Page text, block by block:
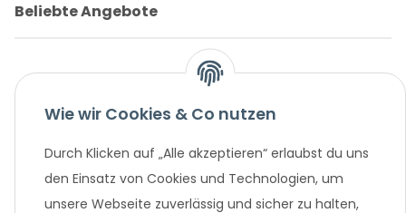
Beliebte Angebote
* Alle Preisangaben in Euro, inklusive der gesetzlich geltenden
MwSt. und Versandkosten bei Überweisung oder 0%
Wie wir Cookies & Co nutzen
Durch Klicken auf „Alle akzeptieren“ erlaubst du uns
den Einsatz von Cookies und Technologien, um
unsere Webseite zuverlässig und sicher zu halten,